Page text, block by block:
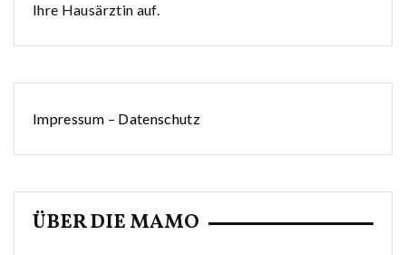
Ihre Hausärztin auf.
Impressum – Datenschutz
ÜBER DIE MAMO